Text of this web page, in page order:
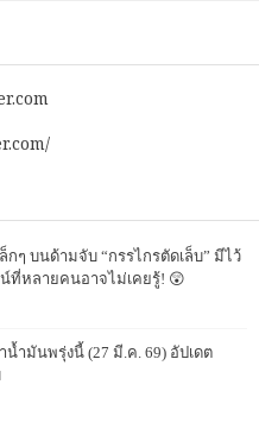
กๆ บนด้ามจับ “กรรไกรตัดเล็บ” มีไว้
ที่หลายคนอาจไม่เคยรู้! 😲
น้ำมันพรุ่งนี้ (27 มี.ค. 69) อัปเดต